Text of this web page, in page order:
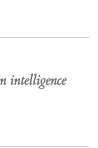
intelligence